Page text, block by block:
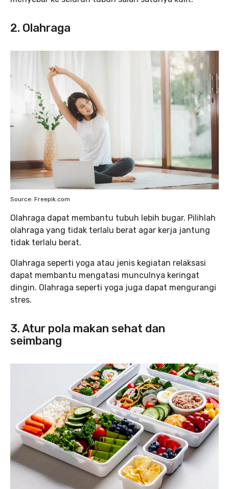
2. Olahraga
Source: Freepik.com
Olahraga dapat membantu tubuh lebih bugar. Pilihlah
olahraga yang tidak terlalu berat agar kerja jantung
tidak terlalu berat.
Olahraga seperti yoga atau jenis kegiatan relaksasi
dapat membantu mengatasi munculnya keringat
dingin. Olahraga seperti yoga juga dapat mengurangi
stres.
3. Atur pola makan sehat dan
seimbang